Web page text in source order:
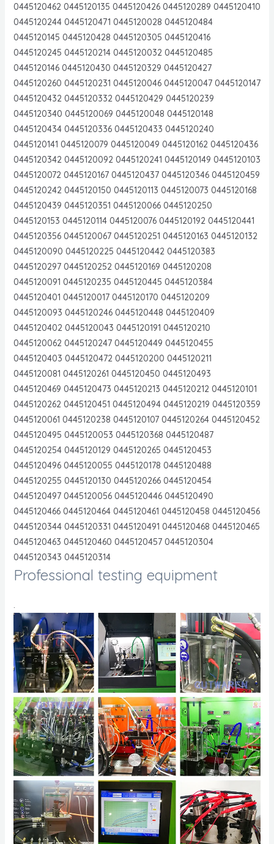
0445120462 0445120135 0445120426 0445120289 0445120410
0445120244 0445120471 0445120028 0445120484
0445120145 0445120428 0445120305 0445120416
0445120245 0445120214 0445120032 0445120485
0445120146 0445120430 0445120329 0445120427
0445120260 0445120231 0445120046 0445120047 0445120147
0445120432 0445120332 0445120429 0445120239
0445120340 0445120069 0445120048 0445120148
0445120434 0445120336 0445120433 0445120240
0445120141 0445120079 0445120049 0445120162 0445120436
0445120342 0445120092 0445120241 0445120149 0445120103
0445120072 0445120167 0445120437 0445120346 0445120459
0445120242 0445120150 0445120113 0445120073 0445120168
0445120439 0445120351 0445120066 0445120250
0445120153 0445120114 0445120076 0445120192 0445120441
0445120356 0445120067 0445120251 0445120163 0445120132
0445120090 0445120225 0445120442 0445120383
0445120297 0445120252 0445120169 0445120208
0445120091 0445120235 0445120445 0445120384
0445120401 0445120017 0445120170 0445120209
0445120093 0445120246 0445120448 0445120409
0445120402 0445120043 0445120191 0445120210
0445120062 0445120247 0445120449 0445120455
0445120403 0445120472 0445120200 0445120211
0445120081 0445120261 0445120450 0445120493
0445120469 0445120473 0445120213 0445120212 0445120101
0445120262 0445120451 0445120494 0445120219 0445120359
0445120061 0445120238 0445120107 0445120264 0445120452
0445120495 0445120053 0445120368 0445120487
0445120254 0445120129 0445120265 0445120453
0445120496 0445120055 0445120178 0445120488
0445120255 0445120130 0445120266 0445120454
0445120497 0445120056 0445120446 0445120490
0445120466 0445120464 0445120461 0445120458 0445120456
0445120344 0445120331 0445120491 0445120468 0445120465
0445120463 0445120460 0445120457 0445120304
0445120343 0445120314
Professional testing equipment
.